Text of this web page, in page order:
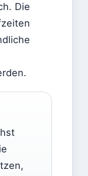
Die